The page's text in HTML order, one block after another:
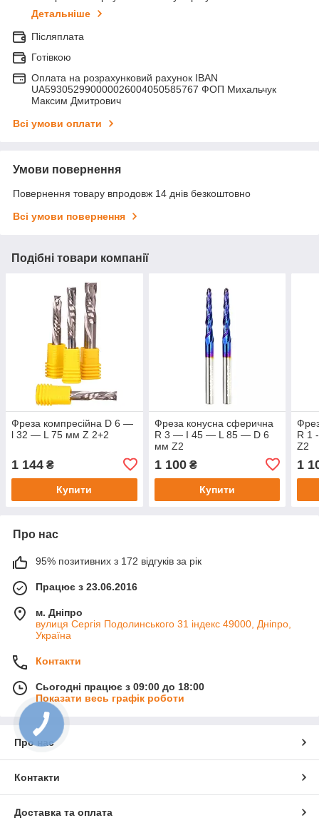
Детальніше
Післяплата
Готівкою
Оплата на розрахунковий рахунок IBAN
UA593052990000026004050585767 ФОП Михальчук
Максим Дмитрович
Всі умови оплати
Умови повернення
Повернення товару впродовж 14 днів безкоштовно
Всі умови повернення
Подібні товари компанії
Фреза компресійна D 6 —
l 32 — L 75 мм Z 2+2
1 144 ₴
Купити
Фреза конусна сферична
R 3 — I 45 — L 85 — D 6
мм Z2
1 100₴
Купити
R 1
Z2
1
Про нас
95% позитивних з 172 відгуків за рік
Працює з 23.06.2016
м. Дніпро
вулиця Сергія Подолинського 31 індекс 49000, Дніпро,
Україна
Контакти
Сьогодні працює з 09:00 до 18:00
Показати весь графік роботи
Про нас
Контакти
Доставка та оплата